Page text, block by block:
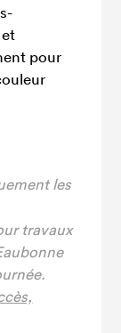
pour
les
travaux